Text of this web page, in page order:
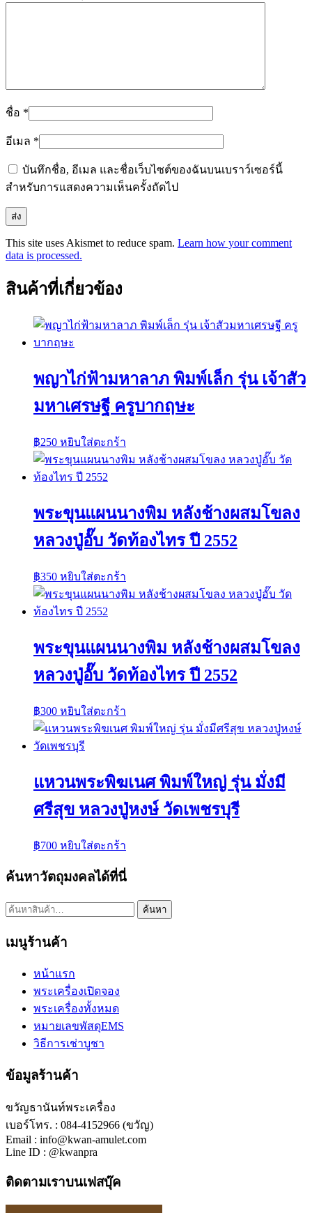
ชื่อ *
อีเมล *
บันทึกชื่อ, อีเมล และชื่อเว็บไซต์ของฉันบนเบราว์เซอร์นี้
สำหรับการแสดงความเห็นครั้งถัดไป
This site uses Akismet to reduce spam. Learn how your comment
data is processed.
สินค้าที่เกี่ยวข้อง
พญาไก่ฟ้ามหาลาภ พิมพ์เล็ก รุ่น เจ้าสัว
มหาเศรษฐี ครูบากฤษะ
฿250 หยิบใส่ตะกร้า
พระขุนแผนนางพิม หลังช้างผสมโขลง
หลวงปู่อั๊บ วัดท้องไทร ปี 2552
฿350 หยิบใส่ตะกร้า
พระขุนแผนนางพิม หลังช้างผสมโขลง
หลวงปู่อั๊บ วัดท้องไทร ปี 2552
฿300 หยิบใส่ตะกร้า
แหวนพระพิฆเนศ พิมพ์ใหญ่ รุ่น มั่งมี
ศรีสุข หลวงปู่หงษ์ วัดเพชรบุรี
฿700 หยิบใส่ตะกร้า
ค้นหาวัตถุมงคลได้ที่นี่
ค้นหา: ค้นหา
เมนูร้านค้า
หน้าแรก
พระเครื่องเปิดจอง
พระเครื่องทั้งหมด
หมายเลขพัสดุEMS
วิธีการเช่าบูชา
ข้อมูลร้านค้า
ขวัญธานันท์พระเครื่อง
เบอร์โทร. : 084-4152966 (ขวัญ)
Email : info@kwan-amulet.com
Line ID : @kwanpra
ติดตามเราบนเฟสบุ๊ค